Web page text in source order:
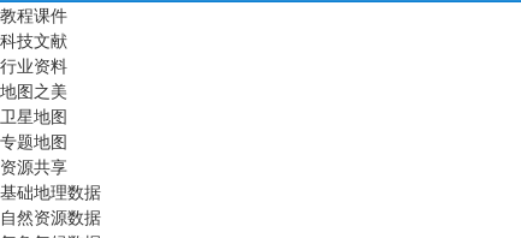
教程课件
科技文献
行业资料
地图之美
卫星地图
专题地图
资源共享
基础地理数据
自然资源数据